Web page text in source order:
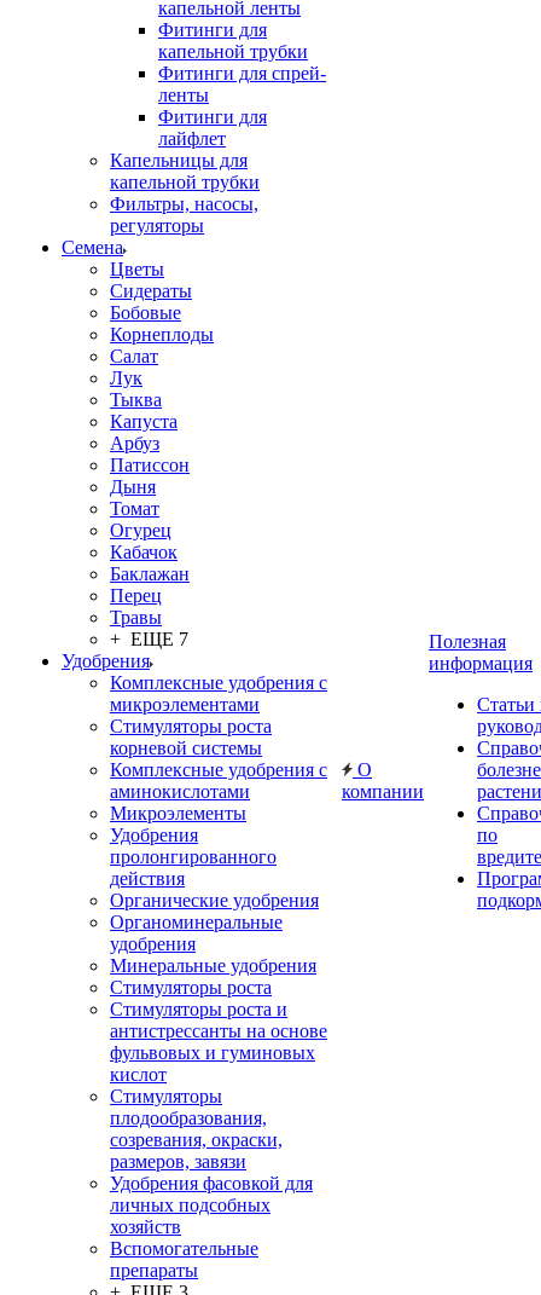
капельной ленты
Фитинги для
капельной трубки
Фитинги для спрей-
ленты
Фитинги для
лайфлет
Капельницы для
капельной трубки
Фильтры, насосы,
регуляторы
Семена
Цветы
Сидераты
Бобовые
Корнеплоды
Салат
Лук
Тыква
Капуста
Арбуз
Патиссон
Дыня
Томат
Огурец
Кабачок
Баклажан
Перец
Травы
+ ЕЩЕ 7
Удобрения
Комплексные удобрения с
микроэлементами
Стимуляторы роста
корневой системы
Комплексные удобрения с
аминокислотами
Микроэлементы
Удобрения
пролонгированного
действия
Органические удобрения
Органоминеральные
удобрения
Минеральные удобрения
Стимуляторы роста
Стимуляторы роста и
антистрессанты на основе
фульвовых и гуминовых
кислот
Стимуляторы
плодообразования,
созревания, окраски,
размеров, завязи
Удобрения фасовкой для
личных подсобных
хозяйств
Вспомогательные
препараты
О
компании
Полезная
информация
Статьи
по